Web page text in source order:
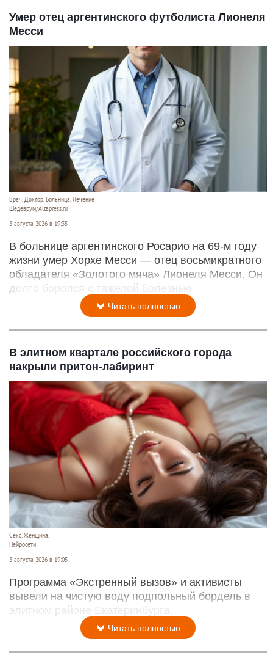
Умер отец аргентинского футболиста Лионеля
Месси
Врач. Доктор. Больница. Лечение
Шедеврум/Altapress.ru
8 августа 2026 в 19:35
В больнице аргентинского Росарио на 69-м году
жизни умер Хорхе Месси — отец восьмикратного
обладателя «Золотого мяча» Лионеля Месси. Он
долго боролся с тяжелой болезнью.
Читать полностью
В элитном квартале российского города
накрыли притон-лабиринт
Секс. Женщина.
Нейросети
8 августа 2026 в 19:05
Программа «Экстренный вызов» и активисты
вывели на чистую воду подпольный бордель в
элитном районе Екатеринбурга.
Читать полностью